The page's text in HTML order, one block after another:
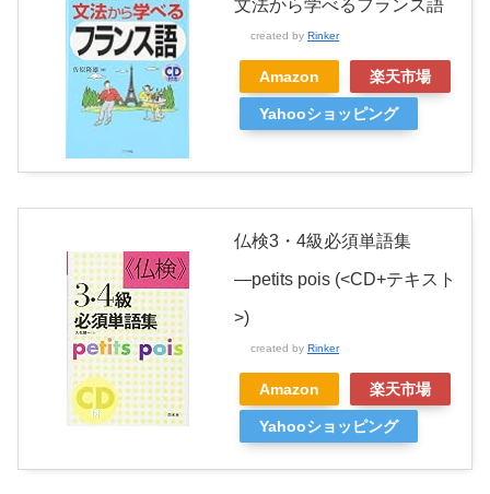
文法から学べるフランス語
created by Rinker
Amazon 楽天市場
Yahooショッピング
仏検3・4級必須単語集
―petits pois (<CD+テキスト
>)
created by Rinker
Amazon 楽天市場
Yahooショッピング